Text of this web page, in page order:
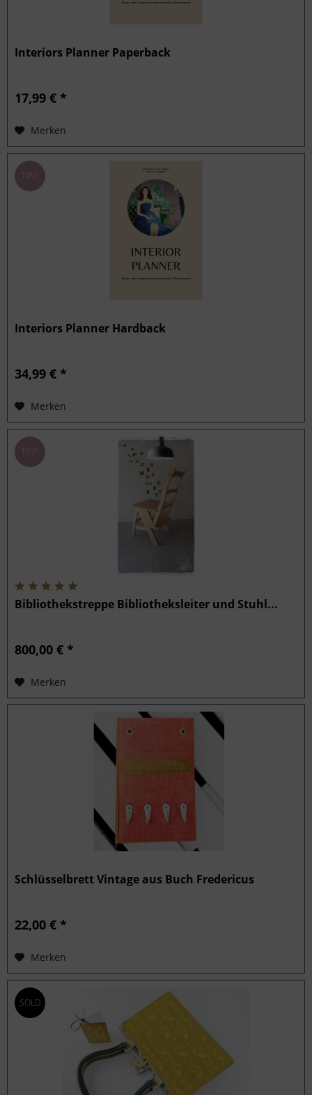
Interiors Planner Paperback
17,99 € *
Merken
TIPP!
Interiors Planner Hardback
34,99 € *
Merken
TIPP!
Bibliothekstreppe Bibliotheksleiter und Stuhl...
800,00 € *
Merken
Schlüsselbrett Vintage aus Buch Fredericus
22,00 € *
Merken
SOLD